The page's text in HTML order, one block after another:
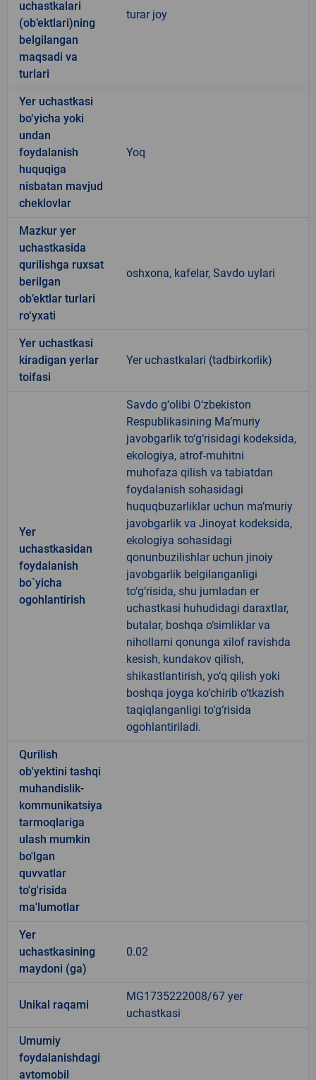
uchastkalari
(ob’ektlari)ning
belgilangan
maqsadi va
turlari
turar joy
Yer uchastkasi
bo‘yicha yoki
undan
foydalanish
huquqiga
nisbatan mavjud
cheklovlar
Yoq
Mazkur yer
uchastkasida
qurilishga ruxsat
berilgan
ob’ektlar turlari
ro‘yxati
oshxona, kafelar, Savdo uylari
Yer uchastkasi
kiradigan yerlar
toifasi
Yer uchastkalari (tadbirkorlik)
Yer
uchastkasidan
foydalanish
bo`yicha
ogohlantirish
Savdo g‘olibi O‘zbekiston
Respublikasining Ma’muriy
javobgarlik to‘g‘risidagi kodeksida,
ekologiya, atrof-muhitni
muhofaza qilish va tabiatdan
foydalanish sohasidagi
huquqbuzarliklar uchun ma’muriy
javobgarlik va Jinoyat kodeksida,
ekologiya sohasidagi
qonunbuzilishlar uchun jinoiy
javobgarlik belgilanganligi
to‘g‘risida, shu jumladan er
uchastkasi huhudidagi daraxtlar,
butalar, boshqa o‘simliklar va
nihollarni qonunga xilof ravishda
kesish, kundakov qilish,
shikastlantirish, yo‘q qilish yoki
boshqa joyga ko‘chirib o‘tkazish
taqiqlanganligi to‘g‘risida
ogohlantiriladi.
Qurilish
ob'yektini tashqi
muhandislik-
kommunikatsiya
tarmoqlariga
ulash mumkin
bo'lgan
quvvatlar
to'g'risida
ma'lumotlar
Yer
uchastkasining
maydoni (ga)
0.02
Unikal raqami
MG1735222008/67 yer
uchastkasi
Umumiy
foydalanishdagi
avtomobil